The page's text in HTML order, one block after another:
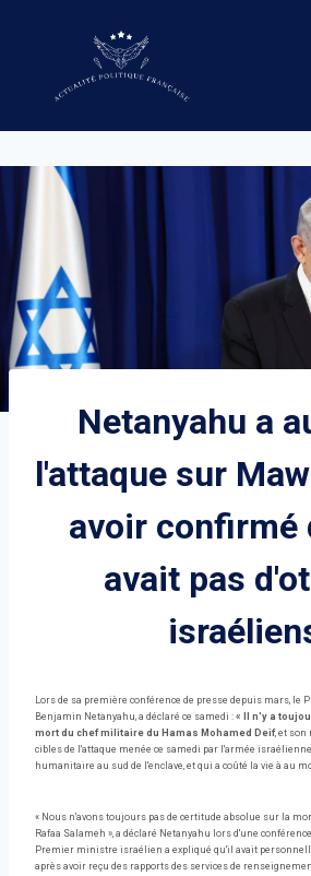
Netanyahu a
l'attaque sur
avoir confirmé
avait pas
Lors de sa première conférence de presse depuis mars,
Benjamin Netanyahu, a déclaré ce samedi : « Il n'y a
mort du chef militaire du Hamas Mohamed Deif, et son
cibles de l'attaque menée ce samedi par l'armée
humanitaire au sud de l'enclave, et qui a coûté la vie à au
« Nous n'avons toujours pas de certitude absolue sur la
Rafaa Salameh », a déclaré Netanyahu lors d'une
Premier ministre israélien a expliqué qu'il avait
après avoir reçu des rapports des services de